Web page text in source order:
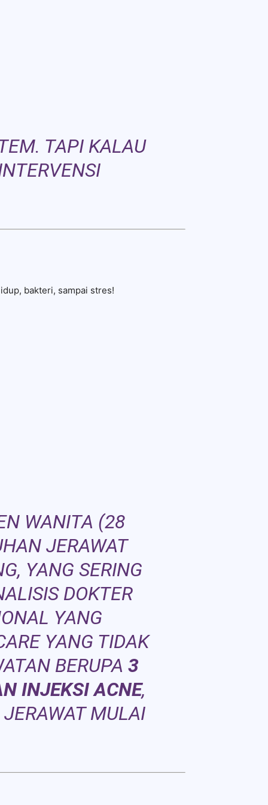
TAPI KALAU
bakteri, sampai stres!
WANITA (28
JERAWAT
YANG SERING
DOKTER
YANG
YANG TIDAK
BERUPA 3
INJEKSI ACNE,
MULAI